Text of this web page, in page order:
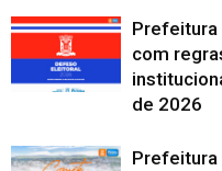
Prefeitura
com
de 2026
Prefeitura